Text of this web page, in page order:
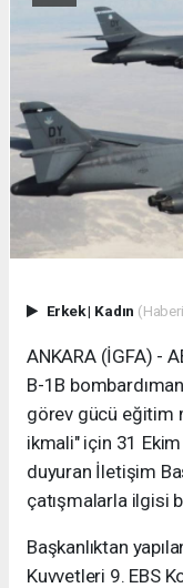
Erkek| Kadın
ANKARA (İGFA) -
B-1B
görev gücü eğitim
ikmali" için 31
duyuran İletişim
çatışmalarla ilgisi
Başkanlıktan
Kuvvetleri 9. EBS